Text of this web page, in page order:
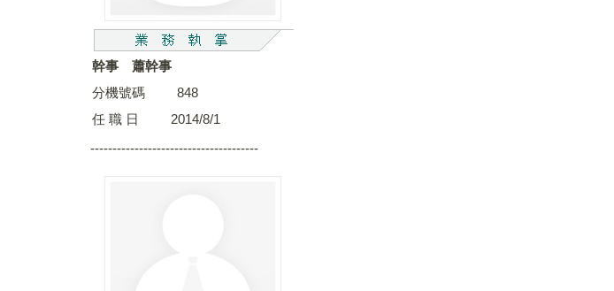
幹事 蕭幹事
分機號碼 848
任 職 日 2014/8/1
--------------------------------------